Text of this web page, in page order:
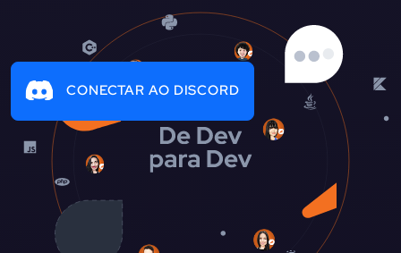
CONECTAR AO DISCORD